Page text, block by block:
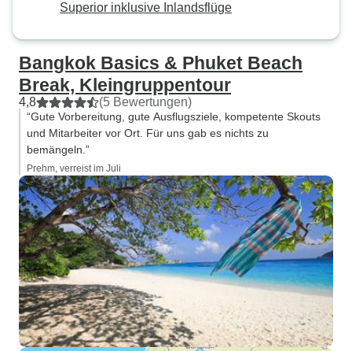
Superior inklusive Inlandsflüge
Bangkok Basics & Phuket Beach
Break, Kleingruppentour
4,8 (5 Bewertungen)
“Gute Vorbereitung, gute Ausflugsziele, kompetente Skouts
und Mitarbeiter vor Ort. Für uns gab es nichts zu
bemängeln.”
Prehm, verreist im Juli